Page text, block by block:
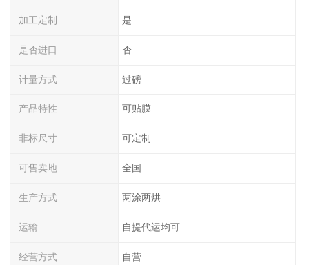
加工定制 是
是否进口 否
计量方式 过磅
产品特性 可贴膜
非标尺寸 可定制
可售卖地 全国
生产方式 两涂两烘
运输 自提代运均可
经营方式 自营